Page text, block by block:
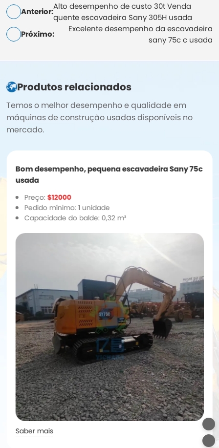
Anterior:
Alto desempenho de custo 30t Venda
quente escavadeira Sany 305H usada
Próximo:
Excelente desempenho da escavadeira
sany 75c c usada
Produtos relacionados
Temos o melhor desempenho e qualidade em
máquinas de construção usadas disponíveis no
mercado.
Bom desempenho, pequena escavadeira Sany 75c
usada
Preço: $12000
Pedido mínimo: 1 unidade
Capacidade do balde: 0,32 m³
Saber mais